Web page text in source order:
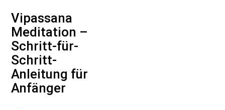
Vipassana
Meditation –
Schritt-für-
Schritt-
Anleitung für
Anfänger